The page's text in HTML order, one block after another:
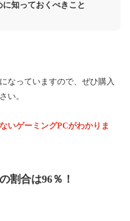
知っておくべきこと
なっていますので、ぜひ購入
い。
いゲーミングPCがわかりま
割合は96％！